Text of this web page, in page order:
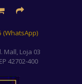
(WhatsApp)
Mall, Loja 03
42702-400